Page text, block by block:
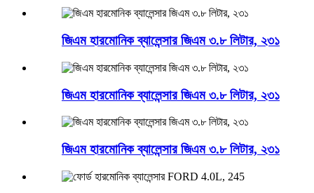
জিএম হারমোনিক ব্যালেন্সার জিএম ৩.৮ লিটার, ২৩১
জিএম হারমোনিক ব্যালেন্সার জিএম ৩.৮ লিটার, ২৩১
জিএম হারমোনিক ব্যালেন্সার জিএম ৩.৮ লিটার, ২৩১